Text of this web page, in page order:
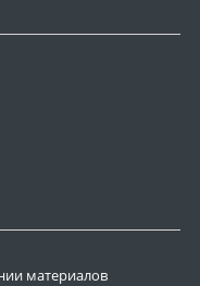
материалов